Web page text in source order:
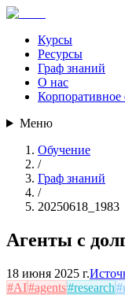
Курсы
Ресурсы
Граф знаний
О нас
Корпоративное
Меню
Обучение
/
Граф знаний
/
20250618_1983
Агенты с
18 июня 2025 г.
#AI#agents#research#